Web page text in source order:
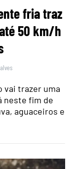
fria traz
50 km/h
vai trazer uma
neste fim de
aguaceiros e